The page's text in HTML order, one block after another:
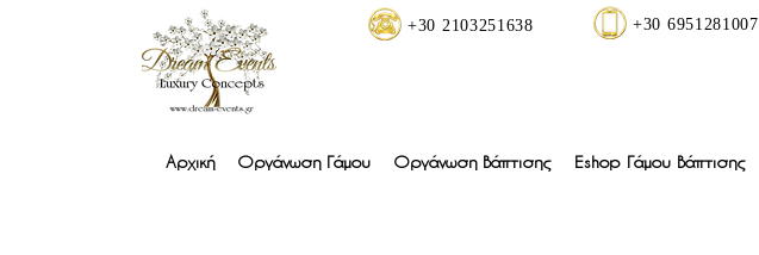
+30 2103251638 +30 6951281007
Αρχική Οργάνωση Γάμου Οργάνωση Βάπτισης Eshop Γάμου Βάπτισης